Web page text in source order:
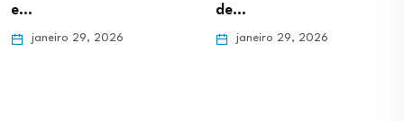
e…
janeiro 29, 2026
de…
janeiro 29, 2026